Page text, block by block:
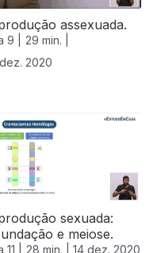
assexuada.
9 |
29 min. |
2020
sexuada:
e meiose.
| 28 min. | 14 dez. 2020